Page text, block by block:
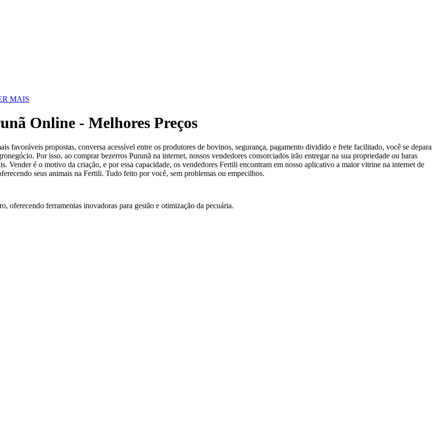
MAIS
Online - Melhores Preços
favoráveis propostas, conversa acessível entre os produtores de bovinos, segurança, pagamento dividido e frete facilitado, você se depara
Por isso, ao comprar bezerros Purunã na internet, nossos vendedores consorciados irão entregar na sua propriedade ou haras
Vender é o motivo da criação, e por essa capacidade, os vendedores Fertili encontram em nosso aplicativo a maior vitrine na internet de
seus animais na Fertili. Tudo feito por você, sem problemas ou empecilhos.
oferecendo ferramentas inovadoras para gestão e otimização da pecuária.